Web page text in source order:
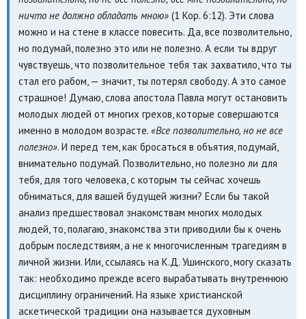
ничто не должно обладать мною»(1 Кор. 6:12). Эти слова
можно и на стене в классе повесить. Да, все позволительно,
но подумай, полезно это или не полезно. А если ты вдруг
чувствуешь, что позволительное тебя так захватило, что ты
стал его рабом, — значит, ты потерял свободу. А это самое
страшное! Думаю, слова апостола Павла могут остановить
молодых людей от многих грехов, которые совершаются
именно в молодом возрасте. «Все позволительно, но не все
полезно». И перед тем, как бросаться в объятия, подумай,
внимательно подумай. Позволительно, но полезно ли для
тебя, для того человека, с которым ты сейчас хочешь
обниматься, для вашей будущей жизни? Если бы такой
анализ предшествовал знакомствам многих молодых
людей, то, полагаю, знакомства эти приводили бы к очень
добрым последствиям, а не к многочисленным трагедиям в
личной жизни. Или, ссылаясь на К.Д. Ушинского, могу сказать
так: необходимо прежде всего вырабатывать внутреннюю
дисциплину ограничений. На языке христианской
аскетической традиции она называется духовным